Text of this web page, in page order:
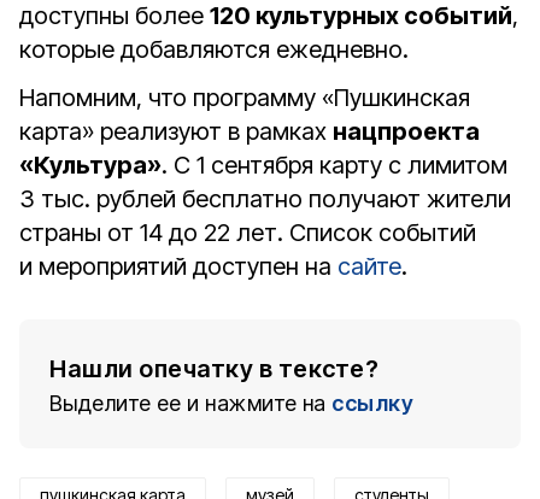
доступны более 120 культурных событий,
которые добавляются ежедневно.
Напомним, что программу «Пушкинская
карта» реализуют в рамках нацпроекта
«Культура». С 1 сентября карту с лимитом
3 тыс. рублей бесплатно получают жители
страны от 14 до 22 лет. Список событий
и мероприятий доступен на сайте.
Нашли опечатку в тексте?
Выделите ее и нажмите на ссылку
пушкинская карта музей студенты